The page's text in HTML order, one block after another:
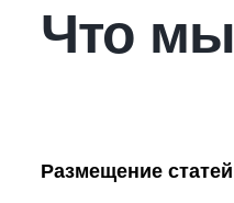
Что
Размещение